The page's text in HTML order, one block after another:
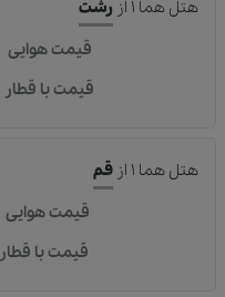
هتل هما ۱ از رشت
قیمت هوایی
قیمت با قطار
هتل هما ۱ از قم
قیمت هوایی
قیمت با قطار